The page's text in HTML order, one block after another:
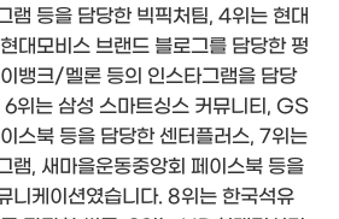
램 등을 담당한 빅픽처팀, 4위는 현대
대모비스 브랜드 블로그를 담당한 펑
뱅크/멜론 등의 인스타그램을 담당
6위는 삼성 스마트싱스 커뮤니티, GS
스북 등을 담당한 센터플러스, 7위는
램, 새마을운동중앙회 페이스북 등을
니케이션였습니다. 8위는 한국석유